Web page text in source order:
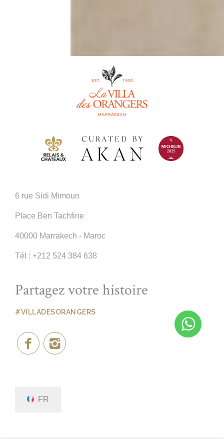
6 rue Sidi Mimoun
Place Ben Tachfine
40000 Marrakech - Maroc
Tél : +212 524 384 638
Partagez votre histoire
#VILLADESORANGERS
FR